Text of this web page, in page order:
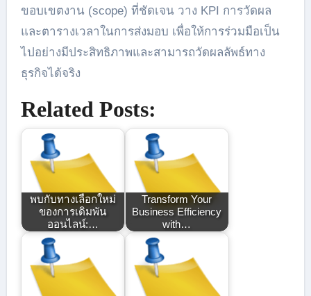
ขอบเขตงาน (scope) ที่ชัดเจน วาง KPI การวัดผล
และตารางเวลาในการส่งมอบ เพื่อให้การร่วมมือเป็น
ไปอย่างมีประสิทธิภาพและสามารถวัดผลลัพธ์ทาง
ธุรกิจได้จริง
Related Posts:
พบกับทางเลือกใหม่
ของการเดิมพัน
ออนไลน์:…
Transform Your
Business Efficiency
with…